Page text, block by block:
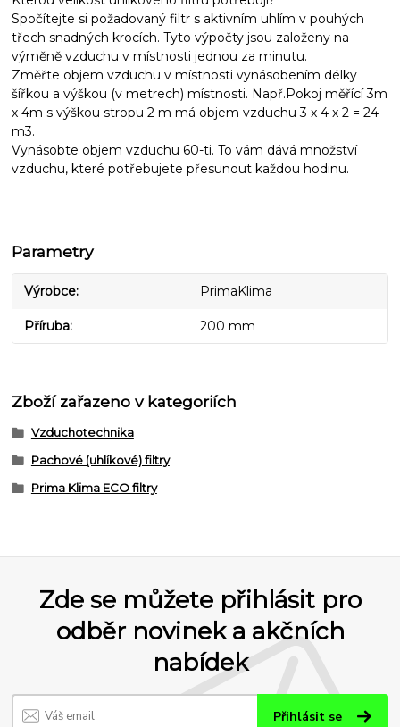
Spočítejte si požadovaný filtr s aktivním uhlím v pouhých
třech snadných krocích. Tyto výpočty jsou založeny na
výměně vzduchu v místnosti jednou za minutu.
Změřte objem vzduchu v místnosti vynásobením délky
šířkou a výškou (v metrech) místnosti. Např.Pokoj měřící 3m
x 4m s výškou stropu 2 m má objem vzduchu 3 x 4 x 2 = 24
m3.
Vynásobte objem vzduchu 60-ti. To vám dává množství
vzduchu, které potřebujete přesunout každou hodinu.
Parametry
Výrobce PrimaKlima
Příruba 200 mm
Zboží zařazeno v kategoriích
Vzduchotechnika
Pachové (uhlíkové) filtry
Prima Klima ECO filtry
Zde se můžete přihlásit pro
odběr novinek a akčních
nabídek
Přihlásit se